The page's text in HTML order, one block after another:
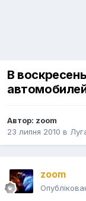
В
Автор: zoom
23 липня 2010 в
zoom